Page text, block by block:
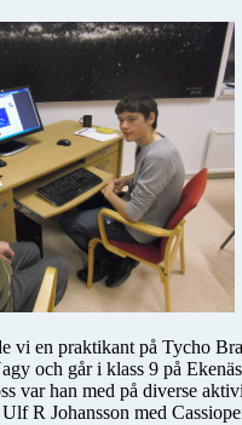
vi en praktikant på Tycho
och går i klass 9 på
var han med på diverse
R Johansson med